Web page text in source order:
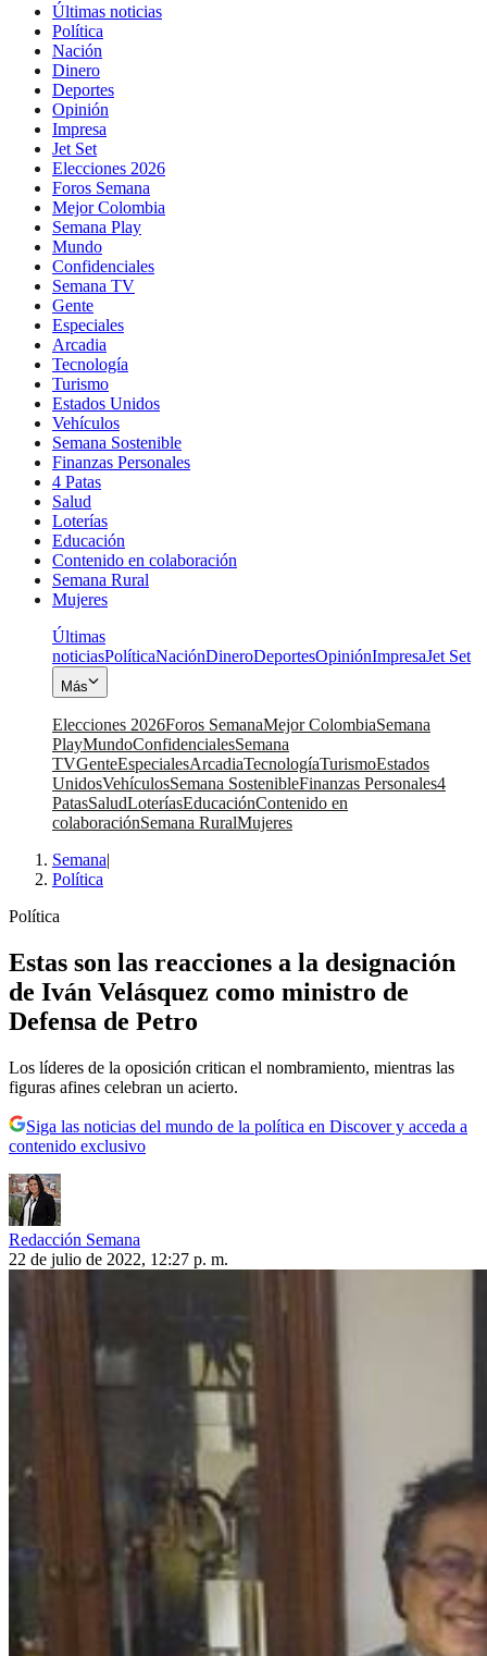
Últimas noticias
Política
Nación
Dinero
Deportes
Opinión
Impresa
Jet Set
Elecciones 2026
Foros Semana
Mejor Colombia
Semana Play
Mundo
Confidenciales
Semana TV
Gente
Especiales
Arcadia
Tecnología
Turismo
Estados Unidos
Vehículos
Semana Sostenible
Finanzas Personales
4 Patas
Salud
Loterías
Educación
Contenido en colaboración
Semana Rural
Mujeres
Últimas
noticiasPolíticaNaciónDineroDeportesOpiniónImpresaJet Set
Más
Elecciones 2026Foros SemanaMejor ColombiaSemana
PlayMundoConfidencialesSemana
TVGenteEspecialesArcadiaTecnologíaTurismoEstados
UnidosVehículosSemana SostenibleFinanzas Personales4
PatasSaludLoteríasEducaciónContenido en
colaboraciónSemana RuralMujeres
Semana|
Política
Política
Estas son las reacciones a la designación
de Iván Velásquez como ministro de
Defensa de Petro
Los líderes de la oposición critican el nombramiento, mientras las
figuras afines celebran un acierto.
Siga las noticias del mundo de la política en Discover y acceda a
contenido exclusivo
Redacción Semana
22 de julio de 2022, 12:27 p. m.